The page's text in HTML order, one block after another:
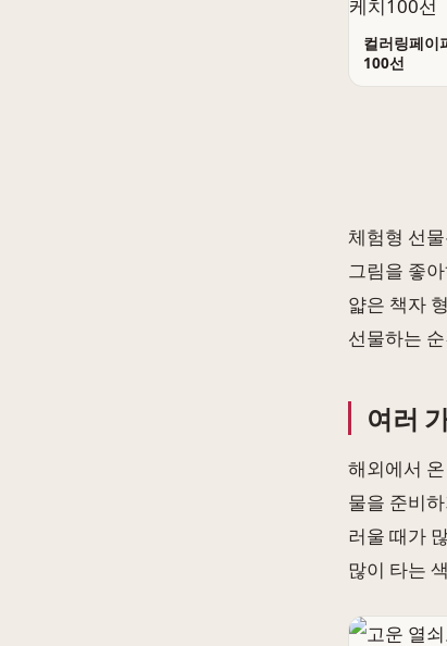
컬러링페이
100선
체험형 선
그림을 좋
얇은 책자
선물하는
여러
해외에서
물을 준비
러울 때가
많이 타는